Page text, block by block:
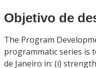
Objetivo de
The Program
programmatic series is
de Janeiro in: (i)